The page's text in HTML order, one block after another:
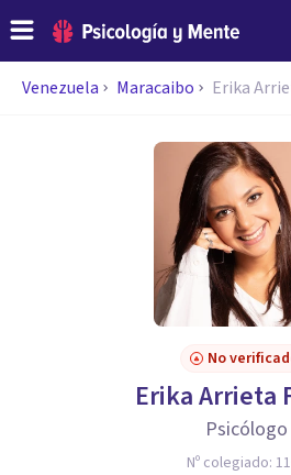
Venezuela Maracaibo Erika
No
Erika Arrieta
Psicólogo
Nº colegiado: